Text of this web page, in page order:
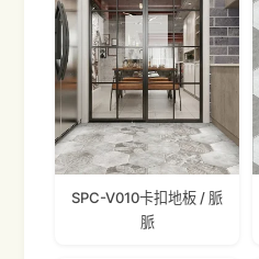
SPC-V010卡扣地板 / 脈
脈